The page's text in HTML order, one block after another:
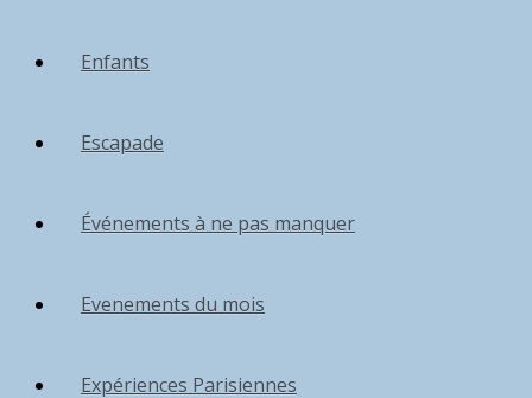
Enfants
Escapade
Événements à ne pas manquer
Evenements du mois
Expériences Parisiennes